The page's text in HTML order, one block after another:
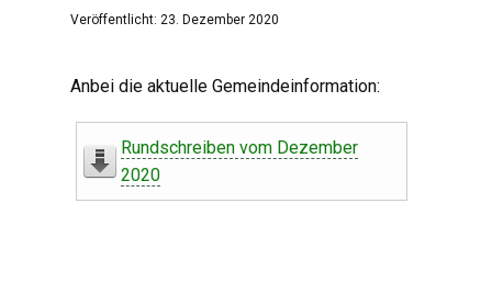
Veröffentlicht: 23. Dezember 2020
Anbei die aktuelle Gemeindeinformation:
Rundschreiben vom Dezember
2020